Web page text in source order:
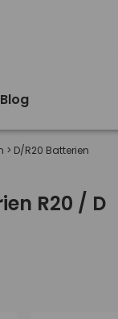
Blog
> D/R20 Batterien
R20 / D